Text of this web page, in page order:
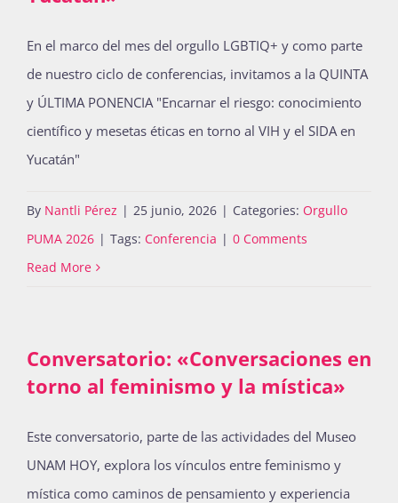
En el marco del mes del orgullo LGBTIQ+ y como parte
de nuestro ciclo de conferencias, invitamos a la QUINTA
y ÚLTIMA PONENCIA "Encarnar el riesgo: conocimiento
científico y mesetas éticas en torno al VIH y el SIDA en
Yucatán"
By Nantli Pérez | 25 junio, 2026 | Categories: Orgullo
PUMA 2026 | Tags: Conferencia | 0 Comments
Read More
Conversatorio: «Conversaciones en
torno al feminismo y la mística»
Este conversatorio, parte de las actividades del Museo
UNAM HOY, explora los vínculos entre feminismo y
mística como caminos de pensamiento y experiencia